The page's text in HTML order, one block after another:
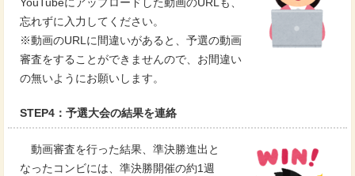
YouTubeにアップロードした動画のURLも、
忘れずに入力してください。
※動画のURLに間違いがあると、予選の動画
審査をすることができませんので、お間違い
の無いようにお願いします。
STEP4：予選大会の結果を連絡
動画審査を行った結果、準決勝進出と
なったコンビには、準決勝開催の約1週